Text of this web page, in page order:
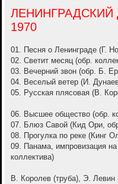
н
и
ЛЕНИНГРАДСКИЙ
1970
01. Песня о Ленинграде (Г.
02. Светит месяц (обр.
03. Вечерний звон (обр. Б.
04. Веселый ветер (И.
05. Русская плясовая (В.
06. Высшее общество (обр.
07. Блюз Савой (Кид Ори,
08. Прогулка по реке (Кинг
09. Панама, импровизация
коллектива)
В. Королев (труба), Э.